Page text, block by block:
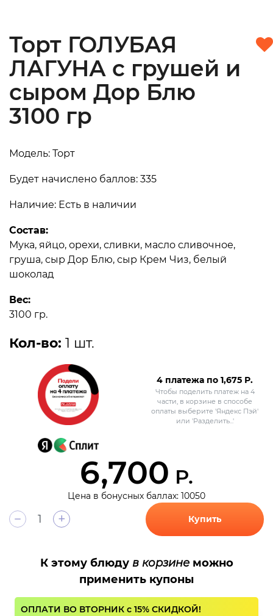
Торт ГОЛУБАЯ
ЛАГУНА с грушей и
сыром Дор Блю
3100 гр
Модель: Торт
Будет начислено баллов: 335
Наличие: Есть в наличии
Состав:
Мука, яйцо, орехи, сливки, масло сливочное,
груша, сыр Дор Блю, сыр Крем Чиз, белый
шоколад
Вес:
3100 гр.
Кол-во: 1 шт.
4 платежа по 1,675 Р.
Чтобы поделить платеж на 4
части, в корзине в способе
оплаты выберите 'Яндекс Пэй'
или 'Разделить...'
6,700 Р.
Цена в бонусных баллах: 10050
+ Купить
К этому блюду в корзинеможно
применить купоны
ОПЛАТИ ВО ВТОРНИК с 15% СКИДКОЙ!